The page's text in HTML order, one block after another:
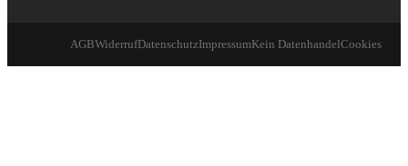
AGBWiderrufDatenschutzImpressumKein DatenhandelCookies